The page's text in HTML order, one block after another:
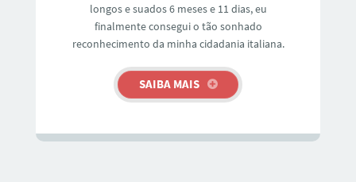
longos e suados 6 meses e 11 dias, eu
finalmente consegui o tão sonhado
reconhecimento da minha cidadania italiana.
SAIBA MAIS